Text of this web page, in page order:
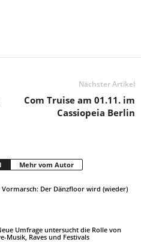
Nächster Artikel
Com Truise am 01.11. im
Cassiopeia Berlin
Mehr vom Autor
Vormarsch: Der Dänzfloor wird (wieder)
Umfrage untersucht die Rolle von
Musik, Raves und Festivals